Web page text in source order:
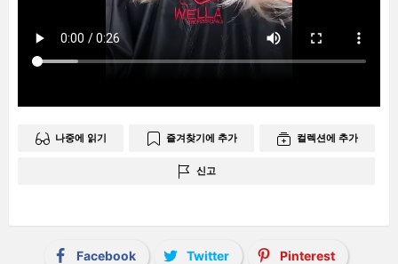
나중에 읽기 즐겨찾기에 추가 컬렉션에 추가
신고
Facebook Twitter Pinterest